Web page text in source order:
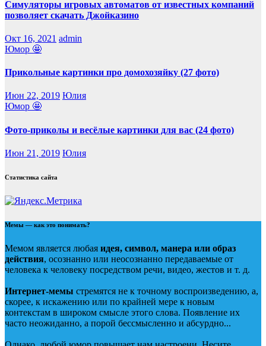
Симуляторы игровых автоматов от известных компаний
позволяет скачать Джойказино
Окт 16, 2021 admin
Юмор 🤩
Прикольные картинки про домохозяйку (27 фото)
Июн 22, 2019 Юлия
Юмор 🤩
Фото-приколы и весёлые картинки для вас (24 фото)
Июн 21, 2019 Юлия
Статистика сайта
Мемы — как это понимать?
Мемом является любая идея, символ, манера или образ
действия, осознанно или неосознанно передаваемые от
человека к человеку посредством речи, видео, жестов и т. д.
Интернет-мемы стремятся не к точному воспроизведению, а,
скорее, к искажению или по крайней мере к новым
контекстам в широком смысле этого слова. Появление их
часто неожиданно, а порой бессмысленно и абсурдно...